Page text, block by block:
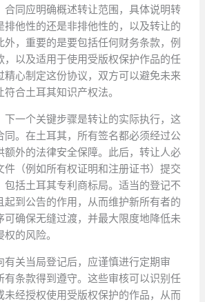
合同应明确概述转让范围，具体说明转
排他性的还是非排他性的，以及转让的
外，重要的是要包括任何财务条款，例
，以及适用于使用受版权保护作品的任
精心制定这份协议，双方可以避免未来
合土耳其知识产权法。
下一个关键步骤是转让的实际执行，这
同。在土耳其，所有签名都必须经过公
额外的法律安全保障。此后，转让人必
件（例如所有权证明和注册证书）提交
包括土耳其专利商标局。适当的登记不
起到公告的作用，从而维护新所有者的
可确保无缝过渡，并最大限度地降低未
的风险。
有关当局登记后，应谨慎进行定期审
有条款得到遵守。这些审核可以识别任
未经授权使用受版权保护的作品，从而